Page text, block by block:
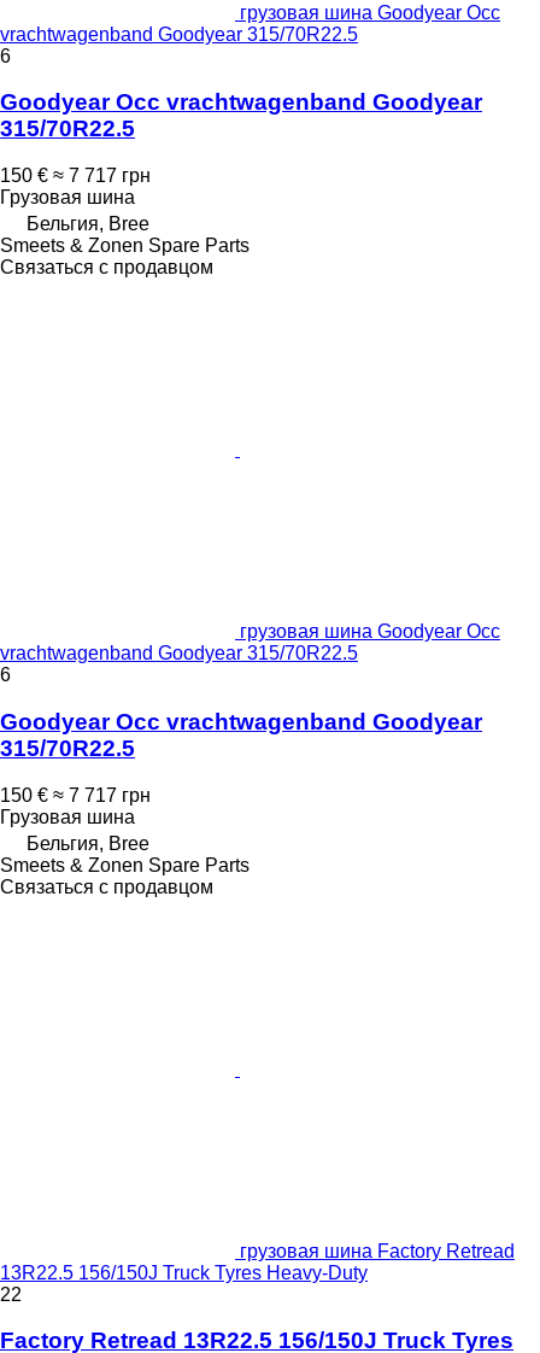
грузовая шина Goodyear Occ
vrachtwagenband Goodyear 315/70R22.5
6
Goodyear Occ vrachtwagenband Goodyear
315/70R22.5
150 € ≈ 7 717 грн
Грузовая шина
Бельгия, Bree
Smeets & Zonen Spare Parts
Связаться с продавцом
грузовая шина Goodyear Occ
vrachtwagenband Goodyear 315/70R22.5
6
Goodyear Occ vrachtwagenband Goodyear
315/70R22.5
150 € ≈ 7 717 грн
Грузовая шина
Бельгия, Bree
Smeets & Zonen Spare Parts
Связаться с продавцом
грузовая шина Factory Retread
13R22.5 156/150J Truck Tyres Heavy-Duty
22
Factory Retread 13R22.5 156/150J Truck Tyres